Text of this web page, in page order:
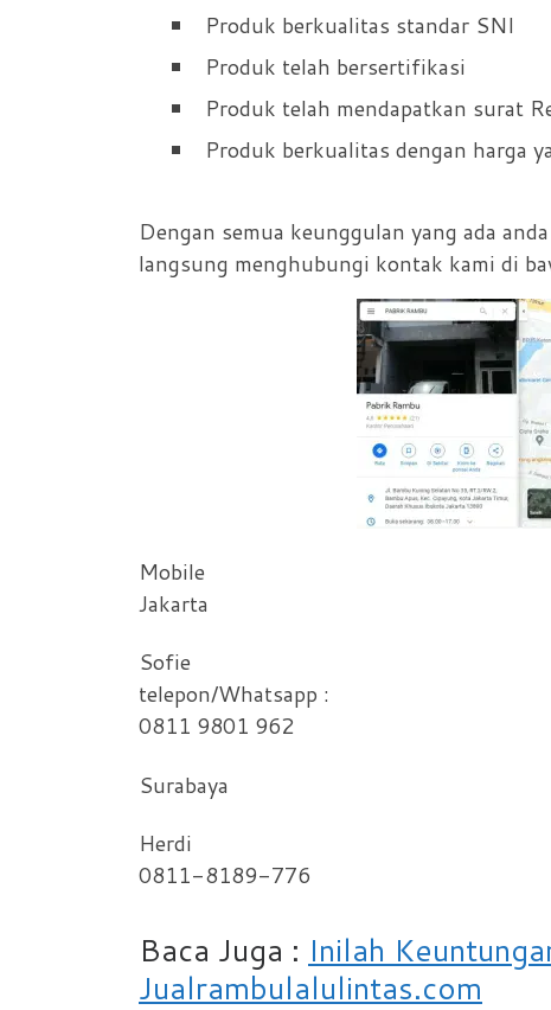
Produk berkualitas standar SNI
Produk telah bersertifikasi
Produk telah mendapatkan surat
Produk berkualitas dengan harga
Dengan semua keunggulan yang ada
langsung menghubungi kontak kami di
Mobile
Jakarta
Sofie
telepon/Whatsapp :
0811 9801 962
Surabaya
Herdi
0811-8189-776
Baca Juga : Inilah
Jualrambulalulintas.com